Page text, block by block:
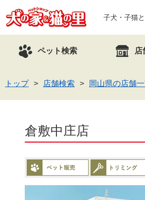
子犬・子猫
ペット検索 店
トップ 店舗検索 岡山県の店舗
倉敷中庄店